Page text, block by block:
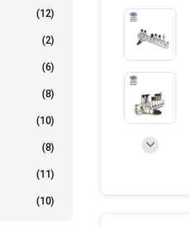
(12)
(2)
(6)
(8)
(10)
(8)
(11)
(10)